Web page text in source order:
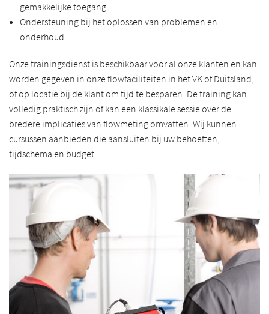
gemakkelijke toegang
Ondersteuning bij het oplossen van problemen en
onderhoud
Onze trainingsdienst is beschikbaar voor al onze klanten en kan
worden gegeven in onze flowfaciliteiten in het VK of Duitsland,
of op locatie bij de klant om tijd te besparen. De training kan
volledig praktisch zijn of kan een klassikale sessie over de
bredere implicaties van flowmeting omvatten. Wij kunnen
cursussen aanbieden die aansluiten bij uw behoeften,
tijdschema en budget.